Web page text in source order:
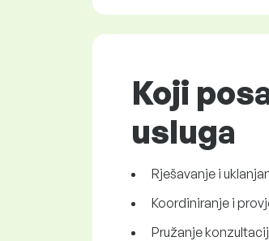
Koji
usluga
Rješavanje i
Koordiniranje i
Pružanje